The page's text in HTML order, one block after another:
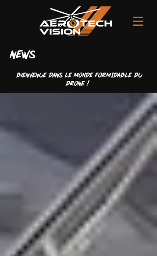
news
Bienvenue dans LE MONDE FORMIDABLE du
drone !